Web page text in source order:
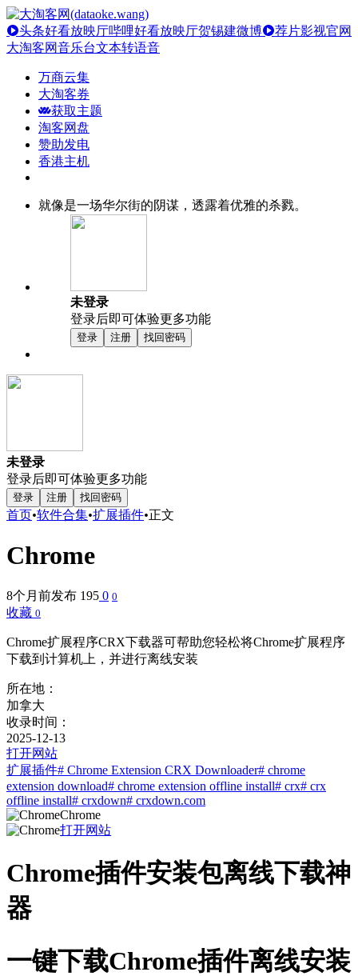
头条好看放映厅哔哩好看放映厅贺锡建微博
荐片影视官网
大淘客网音乐台文本转语音
万商云集
大淘客券
获取主题
淘客网盘
赞助发电
香港主机
就像是一场华尔街的阴谋，透露着优雅的杀戮。
未登录
登录后即可体验更多功能
登录 注册 找回密码
未登录
登录后即可体验更多功能
登录 注册 找回密码
首页•软件合集•扩展插件•正文
Chrome
8个月前发布 195 0 0
收藏 0
Chrome扩展程序CRX下载器可帮助您轻松将Chrome扩展程序
下载到计算机上，并进行离线安装
所在地：
加拿大
收录时间：
2025-12-13
打开网站
扩展插件# Chrome Extension CRX Downloader# chrome
extension download# chrome extension offline install# crx# crx
offline install# crxdown# crxdown.com
Chrome
打开网站
Chrome插件安装包离线下载神
器
一键下载Chrome插件离线安装